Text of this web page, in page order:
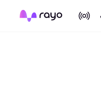
On Air